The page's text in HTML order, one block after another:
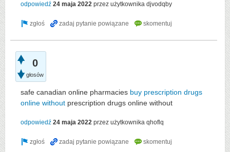
odpowiedź 24 maja 2022 przez użytkownika djvodqby
0
głosów
safe canadian online pharmacies buy prescription drugs
online without prescription drugs online without
odpowiedź 24 maja 2022 przez użytkownika qhoflq